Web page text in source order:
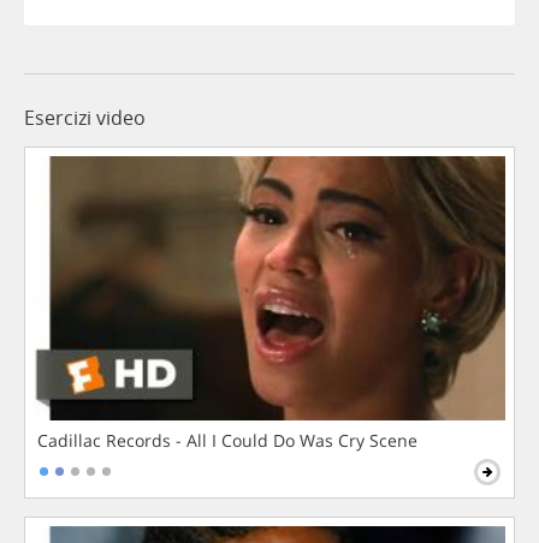
Esercizi video
Cadillac Records - All I Could Do Was Cry Scene